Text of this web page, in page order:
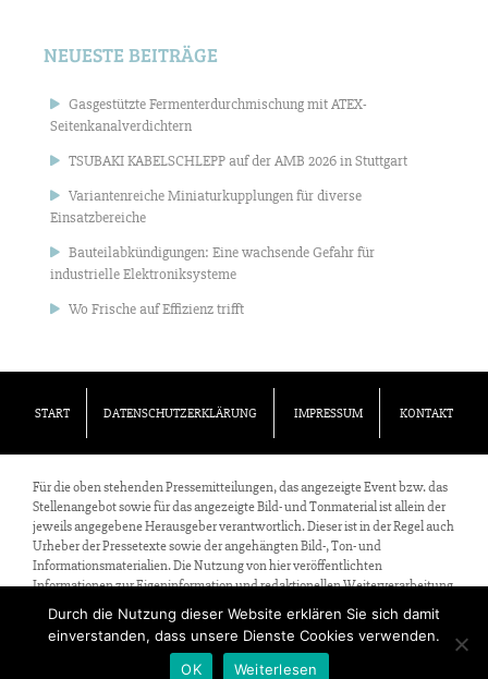
NEUESTE BEITRÄGE
Gasgestützte Fermenterdurchmischung mit ATEX-
Seitenkanalverdichtern
TSUBAKI KABELSCHLEPP auf der AMB 2026 in Stuttgart
Variantenreiche Miniaturkupplungen für diverse
Einsatzbereiche
Bauteilabkündigungen: Eine wachsende Gefahr für
industrielle Elektroniksysteme
Wo Frische auf Effizienz trifft
START DATENSCHUTZERKLÄRUNG IMPRESSUM KONTAKT
Für die oben stehenden Pressemitteilungen, das angezeigte Event bzw. das
Stellenangebot sowie für das angezeigte Bild- und Tonmaterial ist allein der
jeweils angegebene Herausgeber verantwortlich. Dieser ist in der Regel auch
Urheber der Pressetexte sowie der angehängten Bild-, Ton- und
Informationsmaterialien. Die Nutzung von hier veröffentlichten
Informationen zur Eigeninformation und redaktionellen Weiterverarbeitung
ist in der Regel kostenfrei. Bitte klären Sie vor einer Weiterverwendung
urheberrechtliche Fragen mit dem angegebenen Herausgeber.
Durch die Nutzung dieser Website erklären Sie sich damit
einverstanden, dass unsere Dienste Cookies verwenden.
OK
Weiterlesen